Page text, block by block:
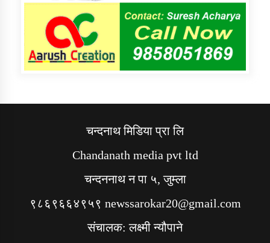
चन्दनाथ मिडिया प्रा लि
Chandanath media pvt ltd
चन्दननाथ न पा ५, जुम्ला
९८६९६६४९५९ newssarokar20@gmail.com
संचालक: लक्ष्मी न्यौपाने